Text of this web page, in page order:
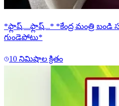
*ఫ్లాష్....ఫ్లాష్...* *కేంద్ర మంత్రి బండి
గుండెపోటు*
10 నిమిషాల క్రితం